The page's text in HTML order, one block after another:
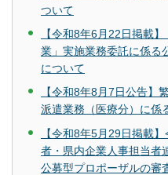
ついて
【令和8年6月22日掲載
業」実施業務委託に係る
について
【令和8年8月7日公告】
派遣業務（医療分）に係
【令和8年5⽉29⽇掲載
者・県内企業⼈事担当者
公募型プロポーザルの審